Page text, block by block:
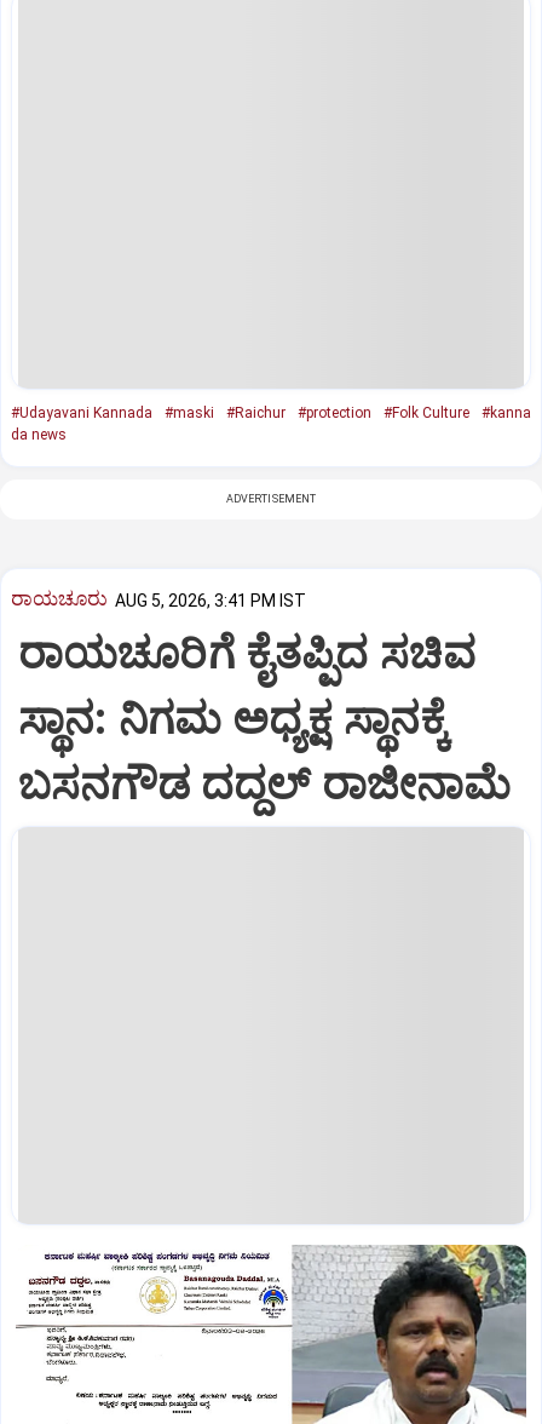
#Udayavani Kannada #maski #Raichur #protection #Folk Culture
#kanna
da news
ADVERTISEMENT
ರಾಯಚೂರು AUG 5, 2026, 3:41 PM IST
ರಾಯಚೂರಿಗೆ ಕೈತಪ್ಪಿದ ಸಚಿವ
ಸ್ಥಾನ: ನಿಗಮ ಅಧ್ಯಕ್ಷ ಸ್ಥಾನಕ್ಕೆ
ಬಸನಗೌಡ ದದ್ದಲ್ ರಾಜೀನಾಮೆ